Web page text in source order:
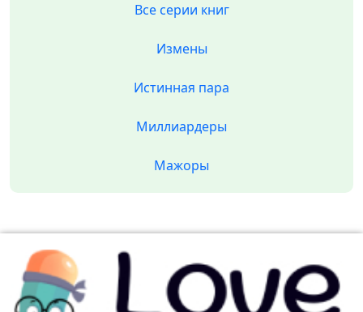
Все серии книг
Измены
Истинная пара
Миллиардеры
Мажоры